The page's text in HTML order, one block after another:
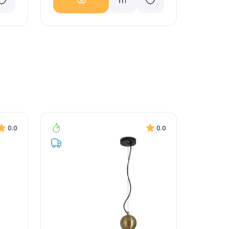
0.0 0.0